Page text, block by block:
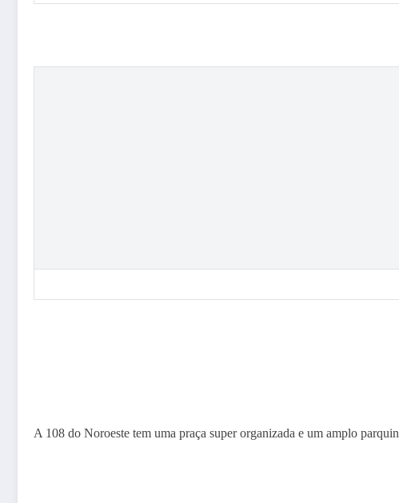
A 108 do Noroeste tem uma praça super organizada e um amplo